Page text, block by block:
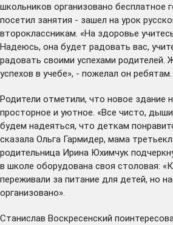
школьников организовано бесплатное
посетил занятия - зашел на урок
второклассникам. «На здоровье
Надеюсь, она будет радовать вас,
радовать своими успехами родителей.
успехов в учебе», - пожелал он ребятам.
Родители отметили, что новое здание
просторное и уютное. «Все чисто,
будем надеяться, что деткам
сказала Ольга Гармидер, мама
родительница Ирина Юхимчук
в школе оборудована своя столовая:
переживали за питание для детей, но
организовано».
Станислав Воскресенский